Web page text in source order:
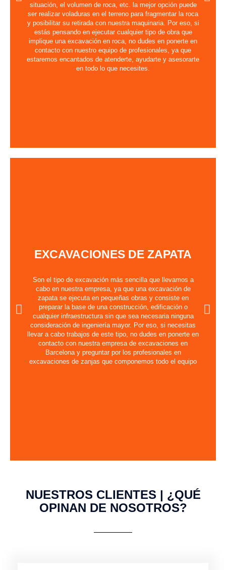
situación, el volumen de roca, etc. la mejor opción puede
ser realizar voladuras en el terreno para fragmentar la roca
y posibilitar su retirada con nuestra maquinaria. Por eso, si
estás pensando en ejecutar cualquier tipo de obra que
implique una excavación en roca, no dudes en ponerte en
contacto con nuestro equipo de profesionales, ya que
estaremos encantados de atenderte, ayudarte y asesorarte
en todo lo que necesites.
EXCAVACIONES DE ZAPATA
Son el tipo de excavación más sencilla que llevamos a
cabo en nuestra empresa, ya que una excavación de
zapata se ejecuta en pequeñas obras y consiste en
preparar la base de una construcción, edificación o
cualquier infraestructura sin que sea necesaria ninguna
consideración de ingeniería mayor. Por eso, si necesitas
llevar a cabo trabajos de este tipo, no dudes en ponerte en
contacto con nuestra empresa de excavaciones en
Barcelona y preguntar por los profesionales en
excavaciones de zanjas que componemos todo el equipo
NUESTROS CLIENTES | ¿QUÉ
OPINAN DE NOSOTROS?